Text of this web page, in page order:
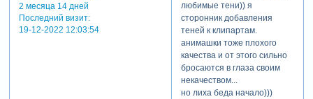
2 месяца 14 дней
Последний визит:
19-12-2022 12:03:54
любимые тени)) я
сторонник добавления
теней к клипартам.
анимашки тоже плохого
качества и от этого сильно
бросаются в глаза своим
некачеством...
но лиха беда начало)))